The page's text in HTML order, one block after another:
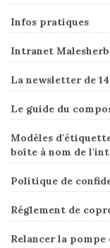
Infos pratiques
Intranet
La newsletter de
Le guide du
Modèles
boîte à nom de
Politique de
Réglement de
Relancer la pompe